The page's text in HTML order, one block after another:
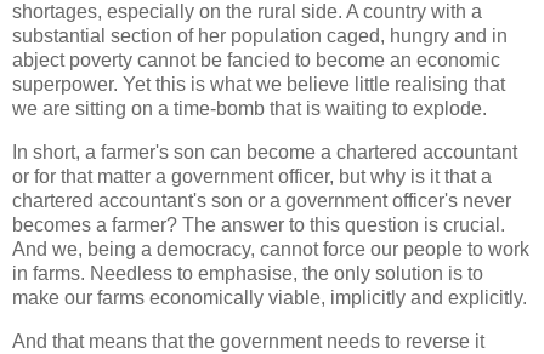
shortages, especially on the rural side. A country with a
substantial section of her population caged, hungry and in
abject poverty cannot be fancied to become an economic
superpower. Yet this is what we believe little realising that
we are sitting on a time-bomb that is waiting to explode.
In short, a farmer's son can become a chartered accountant
or for that matter a government officer, but why is it that a
chartered accountant's son or a government officer's never
becomes a farmer? The answer to this question is crucial.
And we, being a democracy, cannot force our people to work
in farms. Needless to emphasise, the only solution is to
make our farms economically viable, implicitly and explicitly.
And that means that the government needs to reverse it